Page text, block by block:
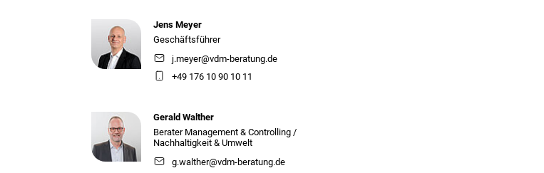
Jens Meyer
Geschäftsführer
j.meyer@vdm-beratung.de
+49 176 10 90 10 11
Gerald Walther
Berater Management & Controlling /
Nachhaltigkeit & Umwelt
g.walther@vdm-beratung.de